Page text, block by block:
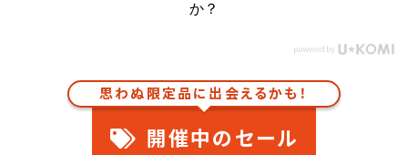
か？
思わぬ限定品に出会えるかも！
開催中のセール